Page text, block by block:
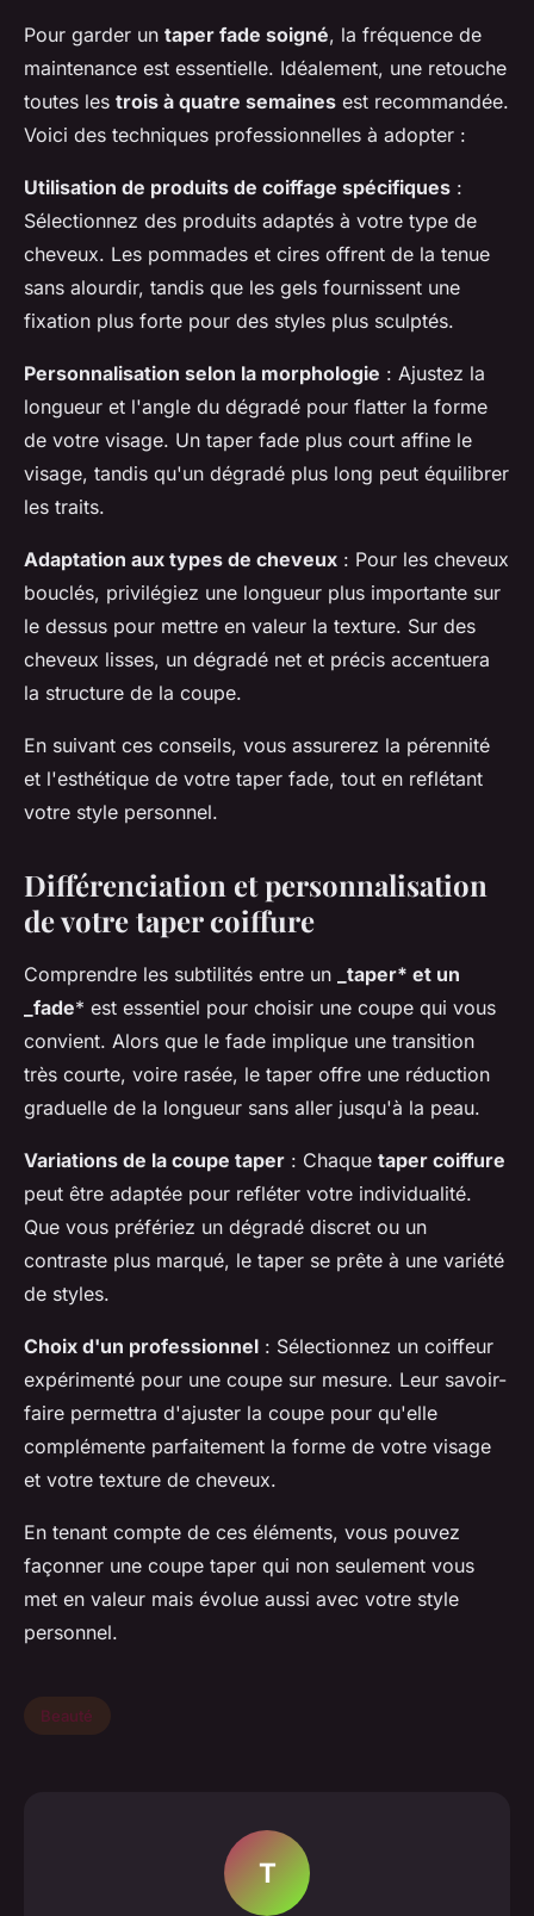
Pour garder un taper fade soigné, la fréquence de
maintenance est essentielle. Idéalement, une retouche
toutes les trois à quatre semaines est recommandée.
Voici des techniques professionnelles à adopter :
Utilisation de produits de coiffage spécifiques :
Sélectionnez des produits adaptés à votre type de
cheveux. Les pommades et cires offrent de la tenue
sans alourdir, tandis que les gels fournissent une
fixation plus forte pour des styles plus sculptés.
Personnalisation selon la morphologie : Ajustez la
longueur et l'angle du dégradé pour flatter la forme
de votre visage. Un taper fade plus court affine le
visage, tandis qu'un dégradé plus long peut équilibrer
les traits.
Adaptation aux types de cheveux : Pour les cheveux
bouclés, privilégiez une longueur plus importante sur
le dessus pour mettre en valeur la texture. Sur des
cheveux lisses, un dégradé net et précis accentuera
la structure de la coupe.
En suivant ces conseils, vous assurerez la pérennité
et l'esthétique de votre taper fade, tout en reflétant
votre style personnel.
Différenciation et personnalisation
de votre taper coiffure
Comprendre les subtilités entre un
_taper* et un
_fade* est essentiel pour choisir une coupe qui vous
convient. Alors que le fade implique une transition
très courte, voire rasée, le taper offre une réduction
graduelle de la longueur sans aller jusqu'à la peau.
Variations de la coupe taper : Chaque taper coiffure
peut être adaptée pour refléter votre individualité.
Que vous préfériez un dégradé discret ou un
contraste plus marqué, le taper se prête à une variété
de styles.
Choix d'un professionnel : Sélectionnez un coiffeur
expérimenté pour une coupe sur mesure. Leur savoir-
faire permettra d'ajuster la coupe pour qu'elle
complémente parfaitement la forme de votre visage
et votre texture de cheveux.
En tenant compte de ces éléments, vous pouvez
façonner une coupe taper qui non seulement vous
met en valeur mais évolue aussi avec votre style
personnel.
Beauté
T